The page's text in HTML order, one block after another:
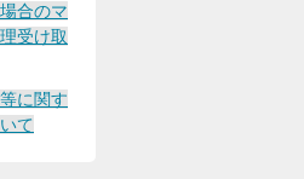
合のマ
受け取
に関す
て